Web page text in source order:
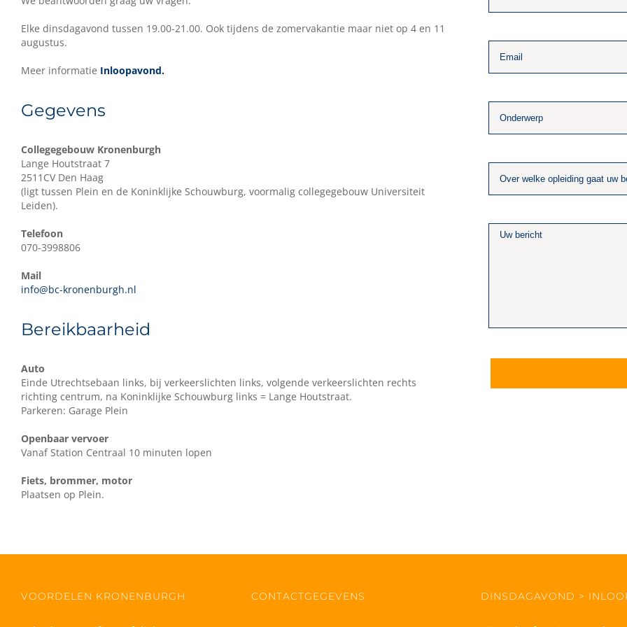
Elke dinsdagavond tussen 19.00-21.00. Ook tijdens de zomervakantie maar niet op 4 en 11
augustus.
Meer informatie Inloopavond.
Gegevens
Collegegebouw Kronenburgh
Lange Houtstraat 7
2511CV Den Haag
(ligt tussen Plein en de Koninklijke Schouwburg, voormalig collegegebouw Universiteit
Leiden).
Telefoon
070-3998806
Mail
info@bc-kronenburgh.nl
Bereikbaarheid
Auto
Einde Utrechtsebaan links, bij verkeerslichten links, volgende verkeerslichten rechts
richting centrum, na Koninklijke Schouwburg links = Lange Houtstraat.
Parkeren: Garage Plein
Openbaar vervoer
Vanaf Station Centraal 10 minuten lopen
Fiets, brommer, motor
Plaatsen op Plein.
VOORDELEN KRONENBURGH CONTACTGEGEVENS DINSDAGAVOND >